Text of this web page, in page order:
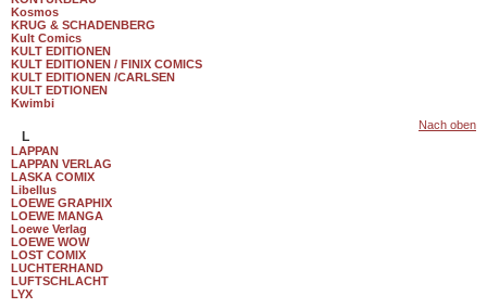
Kosmos
KRUG & SCHADENBERG
Kult Comics
KULT EDITIONEN
KULT EDITIONEN / FINIX COMICS
KULT EDITIONEN /CARLSEN
KULT EDTIONEN
Kwimbi
Nach oben
L
LAPPAN
LAPPAN VERLAG
LASKA COMIX
Libellus
LOEWE GRAPHIX
LOEWE MANGA
Loewe Verlag
LOEWE WOW
LOST COMIX
LUCHTERHAND
LUFTSCHLACHT
LYX